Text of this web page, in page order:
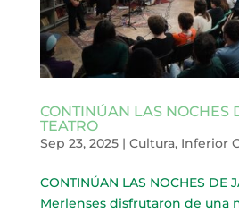
CONTINÚAN LAS NOCHES
TEATRO
Sep 23, 2025| Cultura, Inferior
CONTINÚAN LAS NOCHES DE
Merlenses disfrutaron de una